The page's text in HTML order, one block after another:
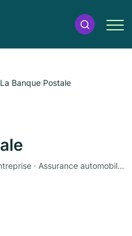
La Banque Postale
Banque · Conseil en gestion d'entreprise · Assurance automobile · Assurance